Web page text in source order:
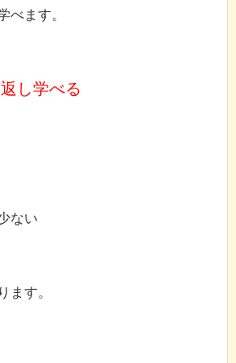
べます。
し学べる
ない
ます。